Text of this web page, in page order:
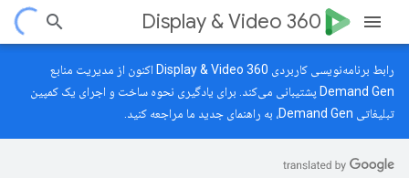
Display & Video 360
رابط برنامه‌نویسی کاربردی Display & Video 360 اکنون از مدیریت منابع
Demand Gen پشتیبانی می‌کند. برای یادگیری نحوه ساخت و اجرای یک کمپین
تبلیغاتی Demand Gen، به
راهنمای جدید ما مراجعه کنید.